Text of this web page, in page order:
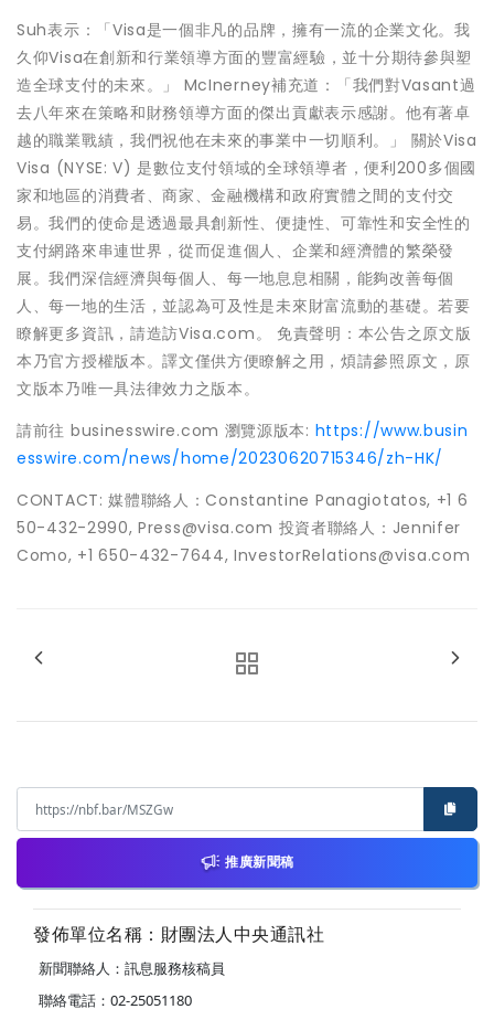
Suh表示：「Visa是一個非凡的品牌，擁有一流的企業文化。我
久仰Visa在創新和行業領導方面的豐富經驗，並十分期待參與塑
造全球支付的未來。」 McInerney補充道：「我們對Vasant過
去八年來在策略和財務領導方面的傑出貢獻表示感謝。他有著卓
越的職業戰績，我們祝他在未來的事業中一切順利。」 關於Visa
Visa (NYSE: V) 是數位支付領域的全球領導者，便利200多個國
家和地區的消費者、商家、金融機構和政府實體之間的支付交
易。我們的使命是透過最具創新性、便捷性、可靠性和安全性的
支付網路來串連世界，從而促進個人、企業和經濟體的繁榮發
展。我們深信經濟與每個人、每一地息息相關，能夠改善每個
人、每一地的生活，並認為可及性是未來財富流動的基礎。若要
瞭解更多資訊，請造訪Visa.com。 免責聲明：本公告之原文版
本乃官方授權版本。譯文僅供方便瞭解之用，煩請參照原文，原
文版本乃唯一具法律效力之版本。
請前往 businesswire.com 瀏覽源版本: https://www.busin
esswire.com/news/home/20230620715346/zh-HK/
CONTACT: 媒體聯絡人：Constantine Panagiotatos, +1 6
50-432-2990, Press@visa.com 投資者聯絡人：Jennifer
Como, +1 650-432-7644, InvestorRelations@visa.com
推廣新聞稿
發佈單位名稱：財團法人中央通訊社
新聞聯絡人：訊息服務核稿員
聯絡電話：02-25051180